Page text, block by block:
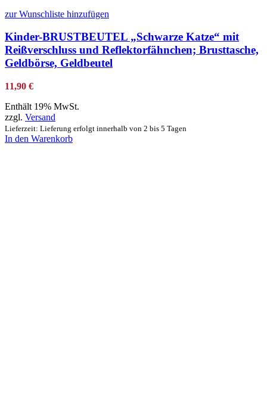
zur Wunschliste hinzufügen
Kinder-BRUSTBEUTEL „Schwarze Katze“ mit
Reißverschluss und Reflektorfähnchen; Brusttasche,
Geldbörse, Geldbeutel
11,90 €
Enthält 19% MwSt.
zzgl. Versand
Lieferzeit: Lieferung erfolgt innerhalb von 2 bis 5 Tagen
In den Warenkorb